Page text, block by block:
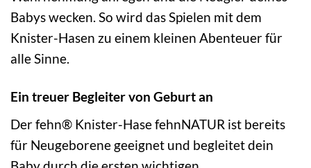
Babys wecken. So wird das Spielen mit dem
Knister-Hasen zu einem kleinen Abenteuer für
alle Sinne.
Ein treuer Begleiter von Geburt an
Der fehn® Knister-Hase fehnNATUR ist bereits
für Neugeborene geeignet und begleitet dein